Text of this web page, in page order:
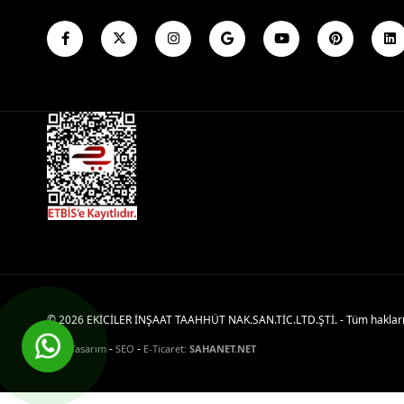
© 2026 EKİCİLER İNŞAAT TAAHHÜT NAK.SAN.TİC.LTD.ŞTİ. - Tüm hakları
Web Tasarım - SEO - E-Ticaret: SAHANET.NET